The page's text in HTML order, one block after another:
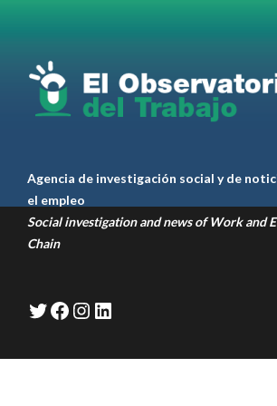
RT@casdcamioneros
1 1 Twitter
Agencia de investigación social y de
el empleo
Social investigation and news of Work and
Chain
Twitter
Facebook
Instagram
LinkedIn